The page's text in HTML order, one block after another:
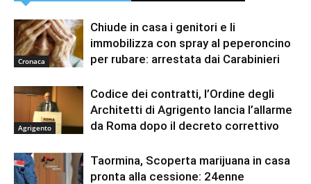
Cronaca
Chiude in casa i genitori e li
immobilizza con spray al peperoncino
per rubare: arrestata dai Carabinieri
Agrigento
Codice dei contratti, l’Ordine degli
Architetti di Agrigento lancia l’allarme
da Roma dopo il decreto correttivo
Taormina, Scoperta marijuana in casa
pronta alla cessione: 24enne